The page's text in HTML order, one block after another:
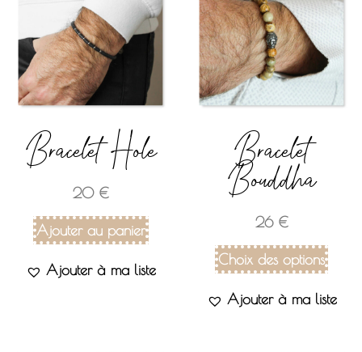
Bracelet Hole
20 €
Ajouter au panier
Ajouter à ma liste
Bracelet
Bouddha
26 €
Choix des options
Ajouter à ma liste